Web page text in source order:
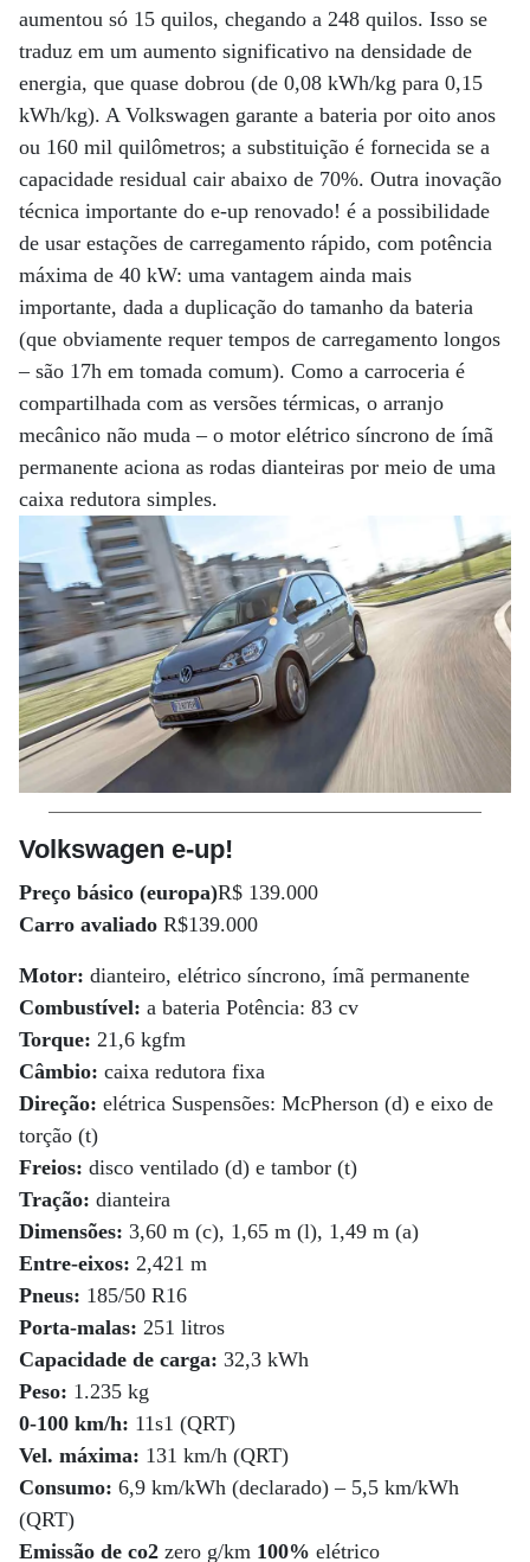
aumentou só 15 quilos, chegando a 248 quilos. Isso se
traduz em um aumento significativo na densidade de
energia, que quase dobrou (de 0,08 kWh/kg para 0,15
kWh/kg). A Volkswagen garante a bateria por oito anos
ou 160 mil quilômetros; a substituição é fornecida se a
capacidade residual cair abaixo de 70%. Outra inovação
técnica importante do e-up renovado! é a possibilidade
de usar estações de carregamento rápido, com potência
máxima de 40 kW: uma vantagem ainda mais
importante, dada a duplicação do tamanho da bateria
(que obviamente requer tempos de carregamento longos
– são 17h em tomada comum). Como a carroceria é
compartilhada com as versões térmicas, o arranjo
mecânico não muda – o motor elétrico síncrono de ímã
permanente aciona as rodas dianteiras por meio de uma
caixa redutora simples.
Volkswagen e-up!
Preço básico (europa)R$ 139.000
Carro avaliado R$139.000
Motor: dianteiro, elétrico síncrono, ímã permanente
Combustível: a bateria Potência: 83 cv
Torque: 21,6 kgfm
Câmbio: caixa redutora fixa
Direção: elétrica Suspensões: McPherson (d) e eixo de
torção (t)
Freios: disco ventilado (d) e tambor (t)
Tração: dianteira
Dimensões: 3,60 m (c), 1,65 m (l), 1,49 m (a)
Entre-eixos: 2,421 m
Pneus: 185/50 R16
Porta-malas: 251 litros
Capacidade de carga: 32,3 kWh
Peso: 1.235 kg
0-100 km/h: 11s1 (QRT)
Vel. máxima: 131 km/h (QRT)
Consumo: 6,9 km/kWh (declarado) – 5,5 km/kWh
(QRT)
Emissão de co2 zero g/km 100% elétrico